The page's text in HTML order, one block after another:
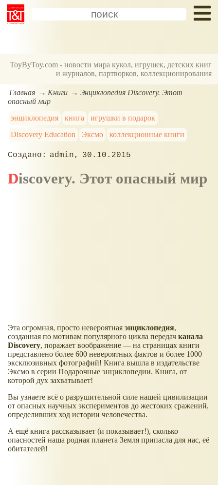
ToyByToy.com - новости мира кукол, игрушек, детских книг
и журналов, партворков, коллекционирования
Главная Книги
Энциклопедия Discovery. Этот
опасный мир
энциклопедия
книга
игрушки в подарок
Discovery Education
Эксмо коллекционные книги
admin 30.10.2015
Discovery. Этот опасный мир
Эта огромная, просто невероятная энциклопедия,
созданная по мотивам популярного цикла передач канала
Discovery, поражает воображение — на страницах книги
представлено более 600 невероятных фактов и более 1000
эксклюзивных фотографий! Книга вышла в издательстве
Эксмо в серии Подарочные энциклопедии. Книга, от
которой дух захватывает!
Вы узнаете всё о разрушительной силе нашей цивилизации
от опасных научных экспериментов до жестоких сражений,
определивших ход истории человечества.
А ещё книга рассказывает (и показывает!), сколько
опасностей наша родная планета Земля припасла для нас, её
обитателей!